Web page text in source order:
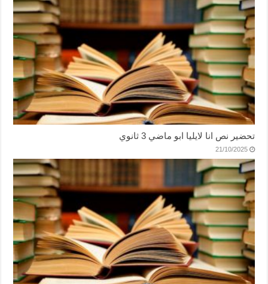
تحضير نص انا لايليا ابو ماضي 3 ثانوي
21/10/2025